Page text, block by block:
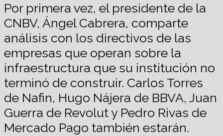
Por primera vez, el presidente de la
CNBV, Ángel Cabrera, comparte
análisis con los directivos de las
empresas que operan sobre la
infraestructura que su institución no
terminó de construir. Carlos Torres
de Nafin, Hugo Nájera de BBVA, Juan
Guerra de Revolut y Pedro Rivas de
Mercado Pago también estarán.